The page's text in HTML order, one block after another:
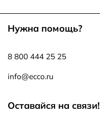
Нужна помощь?
8 800 444 25 25
info@ecco.ru
Оставайся на связи!